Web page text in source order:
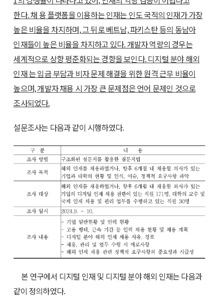
한다. 채 용 플랫폼을 이용하는 인재는 인도 국적의 인재가 가장
높은 비율을 차지하며, 그 뒤로 베트남, 파키스탄 등의 동남아
인재들이 높은 비율을 차지하고 있다. 개발자 역량의 경우는
세계적으로 상향 평준화되는 경향을 보인다. 디지털 분야 해외
인재 는 임금 부담과 비자 문제 해결을 위한 원격 근무 비율이
높으며, 개발자 채용 시 가장 큰 문제점은 언어 문제인 것으로
조사되었다.
설문조사는 다음과 같이 시행하였다.
본 연구에서 디지털 인재 및 디지털 분야 해외 인재는 다음과
같이 정의하였다.